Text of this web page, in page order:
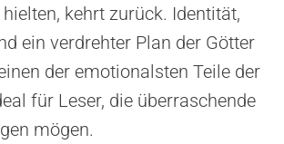
kehrt zurück. Identität,
ein verdrehter Plan der Götter
der emotionalsten Teile der
für Leser, die überraschende
mögen.